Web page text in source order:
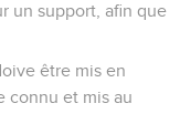
un support, afin que
être mis en
connu et mis au